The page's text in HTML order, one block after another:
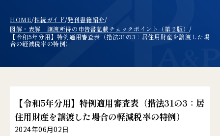
HOME/相続ガイド/発刊書籍紹介/
図解・表解 譲渡所得の申告書記載チェックポイント（第２版） /
【令和5年分用】特例適用審査表（措法31の3：居住用財産を譲渡した場
合の軽減税率の特例）
【令和5年分用】特例適用審査表（措法31の3：居
住用財産を譲渡した場合の軽減税率の特例）
2024年06月02日